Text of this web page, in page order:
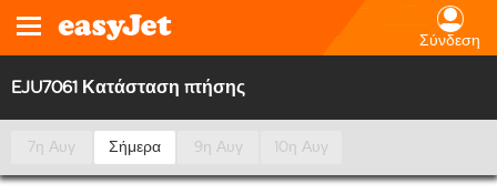
Σύνδεση
EJU7061 Κατάσταση πτήσης
7η Αυγ Σήμερα 9η Αυγ 10η Αυγ